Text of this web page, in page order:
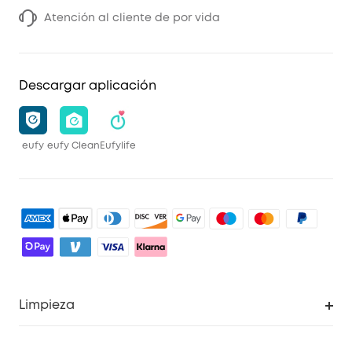
Atención al cliente de por vida
Descargar aplicación
eufy eufy Clean Eufylife
Limpieza